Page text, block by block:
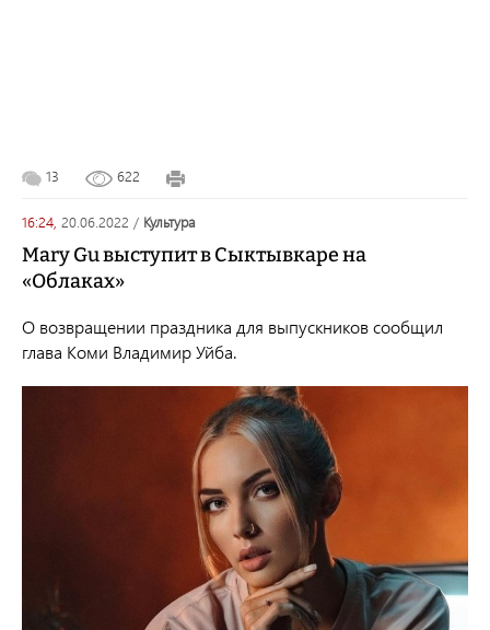
13 622
16:24, 20.06.2022 / культура
Мary Gu выступит в Сыктывкаре на
«Облаках»
О возвращении праздника для выпускников сообщил
глава Коми Владимир Уйба.